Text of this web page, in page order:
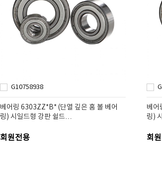
G10758938
베어링 6303ZZ*B* (단열 깊은 홈 볼 베어
링) 시일드형 강판 쉴드…
회원전용
베어
링)
회